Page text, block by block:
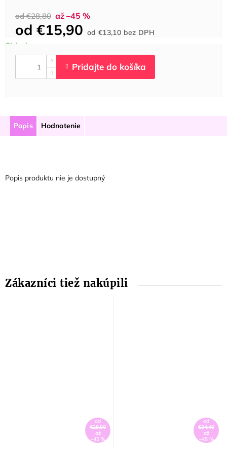
od €28,80 až –45 %
od €15,90 od€13,10 bez DPHcena:
Popis Hodnotenie
Popis produktu nie je dostupný
od
€28,80
až
–45 %
od
€34,40
až
–45 %